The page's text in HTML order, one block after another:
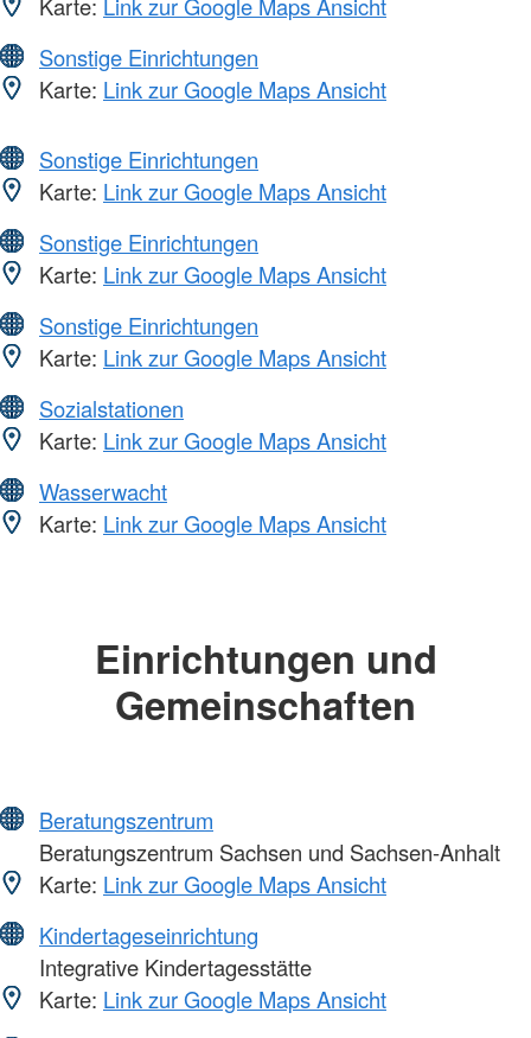
Sonstige Einrichtungen
Karte: Link zur Google Maps Ansicht
Sonstige Einrichtungen
Karte: Link zur Google Maps Ansicht
Sonstige Einrichtungen
Karte: Link zur Google Maps Ansicht
Sonstige Einrichtungen
Karte: Link zur Google Maps Ansicht
Sozialstationen
Karte: Link zur Google Maps Ansicht
Wasserwacht
Karte: Link zur Google Maps Ansicht
Einrichtungen und
Gemeinschaften
Beratungszentrum
Beratungszentrum Sachsen und Sachsen-Anhalt
Karte: Link zur Google Maps Ansicht
Kindertageseinrichtung
Integrative Kindertagesstätte
Karte: Link zur Google Maps Ansicht